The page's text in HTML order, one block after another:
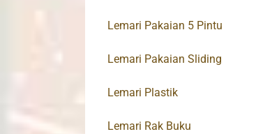
Lemari Pakaian 5 Pintu
Lemari Pakaian Sliding
Lemari Plastik
Lemari Rak Buku